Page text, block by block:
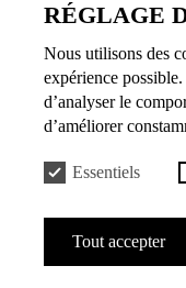
RÉGLAGE
Nous utilisons des
expérience
d’analyser le
d’améliorer
Essentiels
Tout accepter